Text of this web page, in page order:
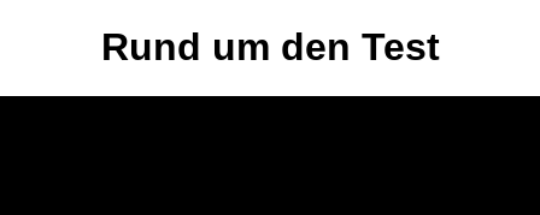
Rund um den Test